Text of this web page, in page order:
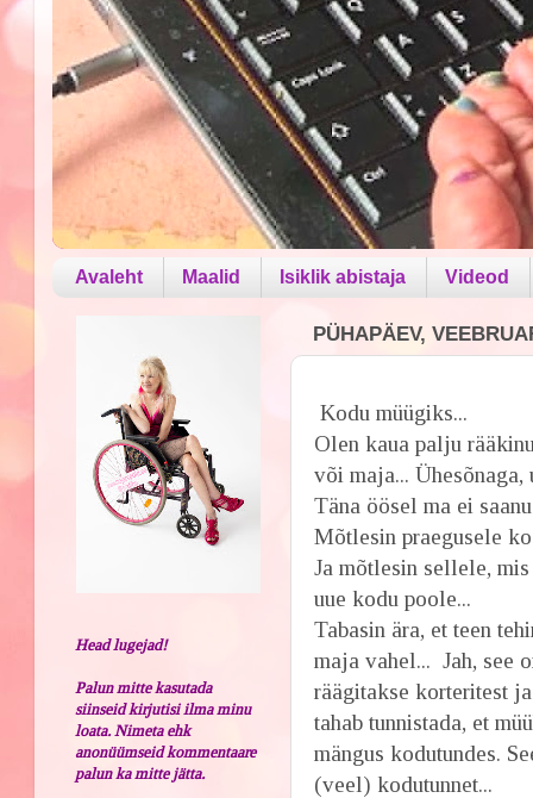
Avaleht Maalid Isiklik abistaja Videod
PÜHAPÄEV,
Kodu müügiks...
Olen kaua palju
või maja... Ühesõnaga,
Täna öösel ma ei
Mõtlesin praegusele
Ja mõtlesin sellele,
uue kodu poole...
Tabasin ära, et teen
maja vahel... Jah, see
räägitakse korteritest
tahab tunnistada, et
mängus kodutundes.
(veel) kodutunnet...
Head lugejad!
Palun mitte kasutada
siinseid kirjutisi ilma minu
loata. Nimeta ehk
anonüümseid kommentaare
palun ka mitte jätta.